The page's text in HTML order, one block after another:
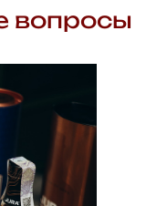
вопросы